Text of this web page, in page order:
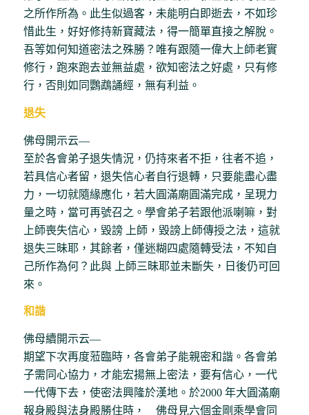
之所作所為。此生似過客，未能明白即逝去，不如珍
惜此生，好好修持新寶藏法，得一簡單直接之解脫。
吾等如何知道密法之殊勝？唯有跟隨一偉大上師老實
修行，跑來跑去並無益處，欲知密法之好處，只有修
行，否則如同鸚鵡誦經，無有利益。
退失
佛母開示云―
至於各會弟子退失情況，仍持來者不拒，往者不追，
若具信心者留，退失信心者自行退轉，只要能盡心盡
力，一切就隨緣應化，若大圓滿廟圓滿完成，呈現力
量之時，當可再號召之。學會弟子若跟他派喇嘛，對
上師喪失信心，毀謗 上師，毀謗上師傳授之法，這就
退失三昧耶，其餘者，僅迷糊四處隨轉受法，不知自
己所作為何？此與 上師三昧耶並未斷失，日後仍可回
來。
和諧
佛母續開示云―
期望下次再度蒞臨時，各會弟子能親密和諧。各會弟
子需同心協力，才能宏揚無上密法，要有信心，一代
一代傳下去，使密法興隆於漢地。於2000 年大圓滿廟
報身殿與法身殿勝住時， 佛母見六個金剛乘學會同